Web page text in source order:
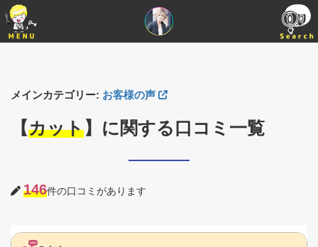
メインカテゴリー: お客様の声
【カット】に関する口コミ一覧
146件の口コミがあります